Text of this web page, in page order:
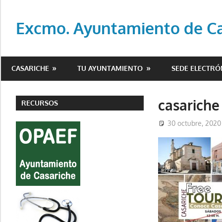
contenido
Excmo. Ayuntamiento de
del
de
Casariche
CASARICHE TU AYUNTAMIENTO SEDE
casariche
30 octubre, 2020
RECURSOS